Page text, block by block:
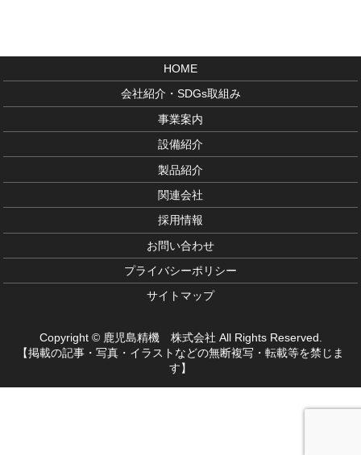
HOME
会社紹介・SDGs取組み
事業案内
設備紹介
製品紹介
関連会社
採用情報
お問い合わせ
プライバシーポリシー
サイトマップ
Copyright © 鹿児島精機 株式会社 All Rights Reserved.
【掲載の記事・写真・イラストなどの無断複写・転載等を禁じま
す】